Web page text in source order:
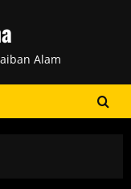
Alam